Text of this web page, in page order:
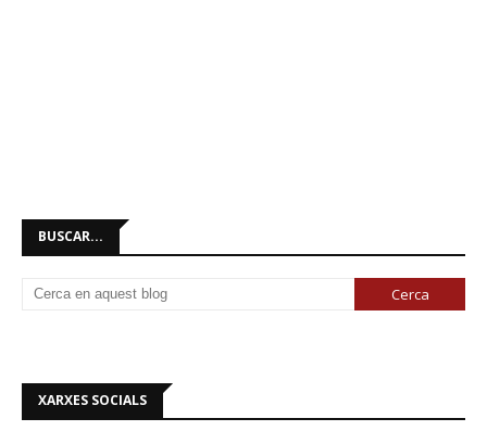
BUSCAR...
XARXES SOCIALS